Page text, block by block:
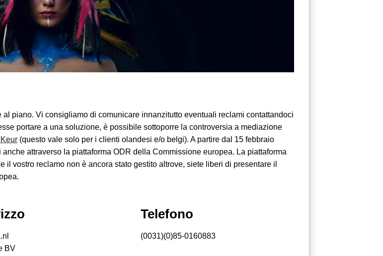
piano. Vi consigliamo di comunicare innanzitutto eventuali reclami contattandoci
portare a una soluzione, è possibile sottoporre la controversia a mediazione
(questo vale solo per i clienti olandesi e/o belgi). A partire dal 15 febbraio
attraverso la piattaforma ODR della Commissione europea. La piattaforma
il vostro reclamo non è ancora stato gestito altrove, siete liberi di presentare il
BV
Telefono
(0031)(0)85-0160883